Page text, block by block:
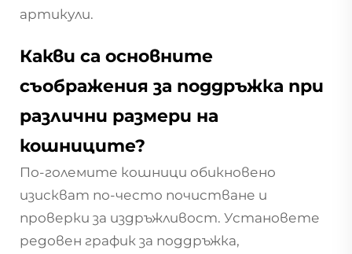
артикули.
Какви са основните
съображения за поддръжка при
различни размери на
кошниците?
По-големите кошници обикновено
изискват по-често почистване и
проверки за издръжливост. Установете
редовен график за поддръжка,